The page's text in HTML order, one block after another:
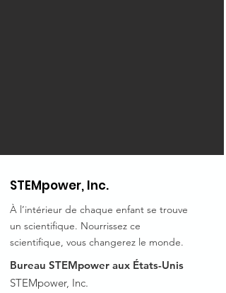
STEMpower, Inc.
À l’intérieur de chaque enfant se trouve
un scientifique. Nourrissez ce
scientifique, vous changerez le monde.
Bureau STEMpower aux États-Unis
STEMpower, Inc.